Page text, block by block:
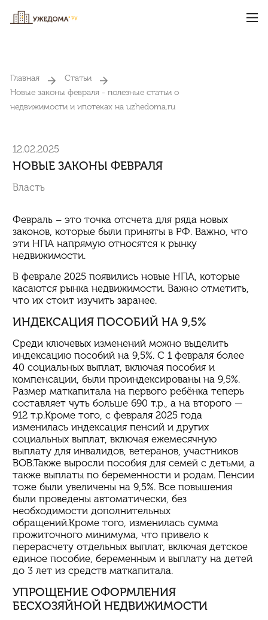
Главная
Статьи
Новые законы февраля - полезные статьи о
недвижимости и ипотеках на uzhedoma.ru
12.02.2025
НОВЫЕ ЗАКОНЫ ФЕВРАЛЯ
Власть
Февраль – это точка отсчета для ряда новых
законов, которые были приняты в РФ. Важно, что
эти НПА напрямую относятся к рынку
недвижимости.
В феврале 2025 появились новые НПА, которые
касаются рынка недвижимости. Важно отметить,
что их стоит изучить заранее.
ИНДЕКСАЦИЯ ПОСОБИЙ НА 9,5%
Среди ключевых изменений можно выделить
индексацию пособий на 9,5%. С 1 февраля более
40 социальных выплат, включая пособия и
компенсации, были проиндексированы на 9,5%.
Размер маткапитала на первого ребёнка теперь
составляет чуть больше 690 т.р., а на второго —
912 т.р.Кроме того, с февраля 2025 года
изменилась индексация пенсий и других
социальных выплат, включая ежемесячную
выплату для инвалидов, ветеранов, участников
ВОВ.Также выросли пособия для семей с детьми, а
также выплаты по беременности и родам. Пенсии
тоже были увеличены на 9,5%. Все повышения
были проведены автоматически, без
необходимости дополнительных
обращений.Кроме того, изменилась сумма
прожиточного минимума, что привело к
перерасчету отдельных выплат, включая детское
единое пособие, беременным и выплату на детей
до 3 лет из средств маткапитала.
УПРОЩЕНИЕ ОФОРМЛЕНИЯ
БЕСХОЗЯЙНОЙ НЕДВИЖИМОСТИ